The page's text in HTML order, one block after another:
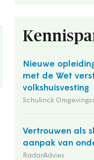
Nieuwe
met de Wet
volkshuisvesting
Schulinck
Vertrouwen als
aanpak van
RadarAdvies